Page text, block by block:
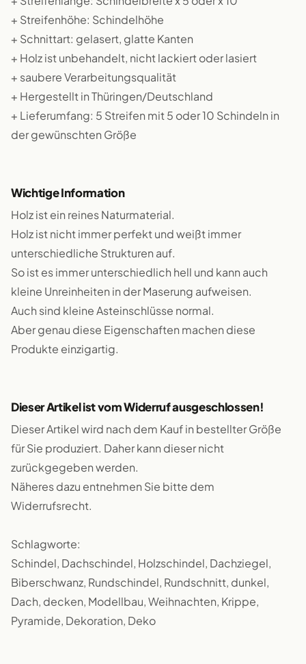
+ Streifenhöhe: Schindelhöhe
+ Schnittart: gelasert, glatte Kanten
+ Holz ist unbehandelt, nicht lackiert oder lasiert
+ saubere Verarbeitungsqualität
+ Hergestellt in Thüringen/Deutschland
+ Lieferumfang: 5 Streifen mit 5 oder 10 Schindeln in
der gewünschten Größe
Wichtige Information
Holz ist ein reines Naturmaterial.
Holz ist nicht immer perfekt und weißt immer
unterschiedliche Strukturen auf.
So ist es immer unterschiedlich hell und kann auch
kleine Unreinheiten in der Maserung aufweisen.
Auch sind kleine Asteinschlüsse normal.
Aber genau diese Eigenschaften machen diese
Produkte einzigartig.
Dieser Artikel ist vom Widerruf ausgeschlossen!
Dieser Artikel wird nach dem Kauf in bestellter Größe
für Sie produziert. Daher kann dieser nicht
zurückgegeben werden.
Näheres dazu entnehmen Sie bitte dem
Widerrufsrecht.
Schlagworte:
Schindel, Dachschindel, Holzschindel, Dachziegel,
Biberschwanz, Rundschindel, Rundschnitt, dunkel,
Dach, decken, Modellbau, Weihnachten, Krippe,
Pyramide, Dekoration, Deko